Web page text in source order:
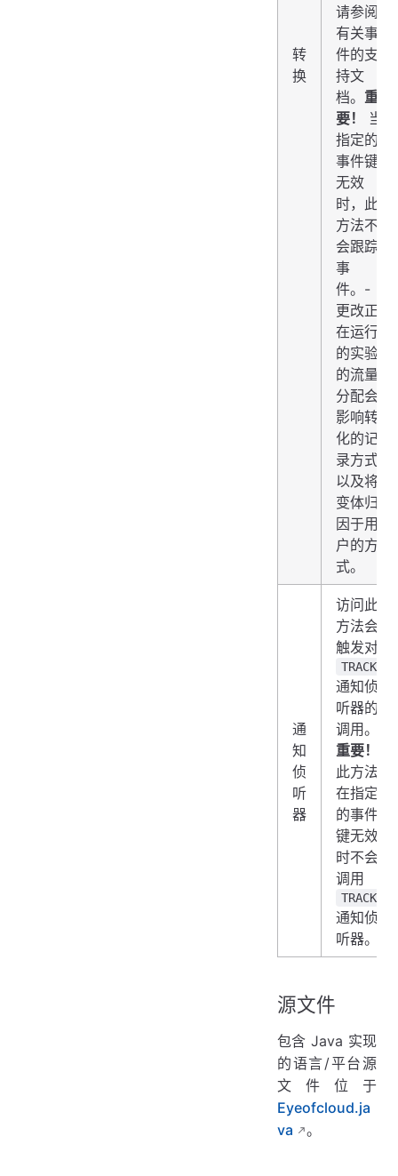
转
换
请参阅
有关事
件的支
持文
档。 重
要！
当
指定的
事件键
无效
时，此
方法不
会跟踪
事
件。-
更改正
在运行
的实验
的流量
分配会
影响转
化的记
录方式
以及将
变体归
因于用
户的方
式。
通
知
侦
听
器
访问此
方法会
触发对
TRACK
通知侦
听器的
调用。
重要！
此方法
在指定
的事件
键无效
时不会
调用
TRACK
通知侦
听器。
源文件
包含 Java 实现
的语言/平台源
文件位于
Eyeofcloud.ja
va
。